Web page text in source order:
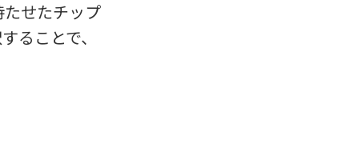
せたチップ
ることで、